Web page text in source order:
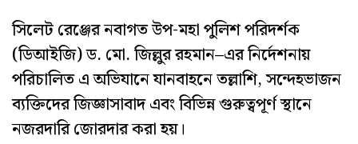
সিলেট রেঞ্জের নবাগত উপ-মহা পুলিশ পরিদর্শক
(ডিআইজি) ড. মো. জিল্লুর রহমান–এর নির্দেশনায়
পরিচালিত এ অভিযানে যানবাহনে তল্লাশি, সন্দেহভাজন
ব্যক্তিদের জিজ্ঞাসাবাদ এবং বিভিন্ন গুরুত্বপূর্ণ স্থানে
নজরদারি জোরদার করা হয়।